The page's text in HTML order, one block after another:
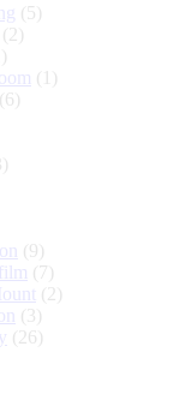
(5)
(2)
(1)
(6)
(9)
(7)
(2)
(3)
(26)